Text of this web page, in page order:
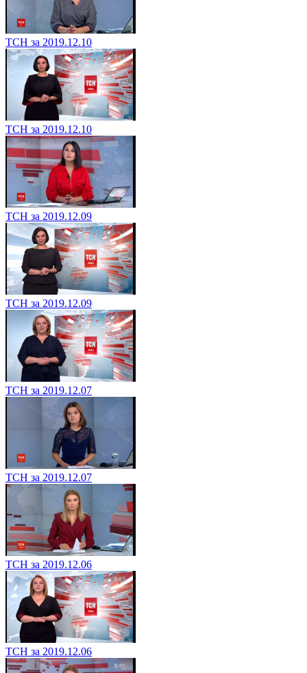
ТСН за 2019.12.10
ТСН за 2019.12.10
ТСН за 2019.12.09
ТСН за 2019.12.09
ТСН за 2019.12.07
ТСН за 2019.12.07
ТСН за 2019.12.06
ТСН за 2019.12.06